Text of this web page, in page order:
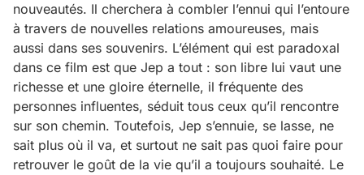
nouveautés. Il cherchera à combler l’ennui qui l’entoure
à travers de nouvelles relations amoureuses, mais
aussi dans ses souvenirs. L’élément qui est paradoxal
dans ce film est que Jep a tout : son libre lui vaut une
richesse et une gloire éternelle, il fréquente des
personnes influentes, séduit tous ceux qu’il rencontre
sur son chemin. Toutefois, Jep s’ennuie, se lasse, ne
sait plus où il va, et surtout ne sait pas quoi faire pour
retrouver le goût de la vie qu’il a toujours souhaité. Le